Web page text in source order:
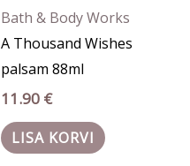
Bath & Body Works
A Thousand Wishes
palsam 88ml
11.90 €
LISA KORVI